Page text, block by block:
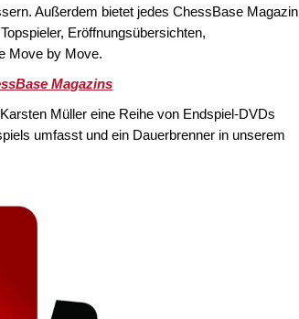
Außerdem bietet jedes ChessBase Magazin
Eröffnungsübersichten,
Move by Move.
Magazins
Müller eine Reihe von Endspiel-DVDs
umfasst und ein Dauerbrenner in unserem